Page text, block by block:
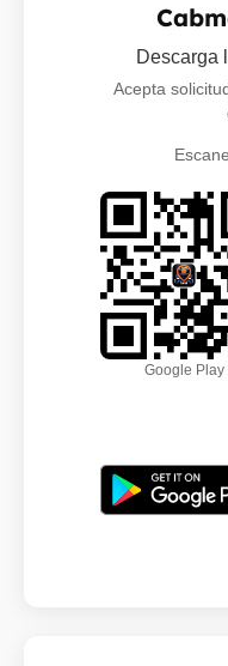
Descarga
Acepta
Google Play